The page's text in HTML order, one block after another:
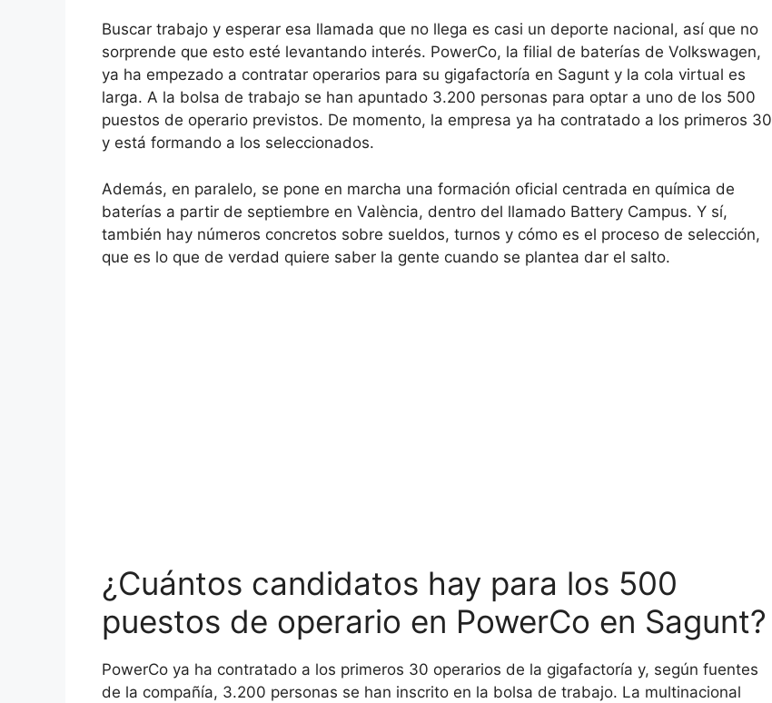
Buscar trabajo y esperar esa llamada que no llega es casi un deporte nacional, así que no
sorprende que esto esté levantando interés. PowerCo, la filial de baterías de Volkswagen,
ya ha empezado a contratar operarios para su gigafactoría en Sagunt y la cola virtual es
larga. A la bolsa de trabajo se han apuntado 3.200 personas para optar a uno de los 500
puestos de operario previstos. De momento, la empresa ya ha contratado a los primeros 30
y está formando a los seleccionados.
Además, en paralelo, se pone en marcha una formación oficial centrada en química de
baterías a partir de septiembre en València, dentro del llamado Battery Campus. Y sí,
también hay números concretos sobre sueldos, turnos y cómo es el proceso de selección,
que es lo que de verdad quiere saber la gente cuando se plantea dar el salto.
¿Cuántos candidatos hay para los 500
puestos de operario en PowerCo en Sagunt?
PowerCo ya ha contratado a los primeros 30 operarios de la gigafactoría y, según fuentes
de la compañía, 3.200 personas se han inscrito en la bolsa de trabajo. La multinacional